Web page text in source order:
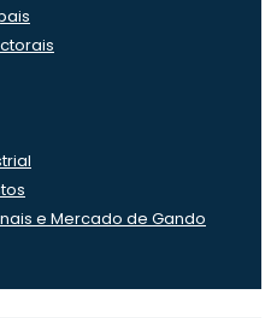
e Mercado de Gando